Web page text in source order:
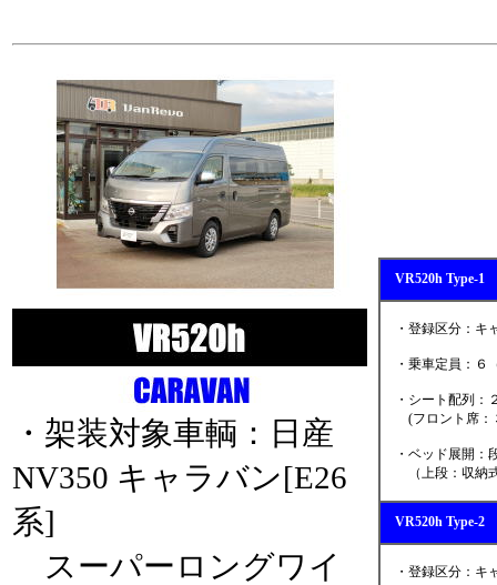
・架装対象車輌：日産
NV350 キャラバン[E26
系]
スーパーロングワイ
VR520h Type-1
・登録区分：キ
・乗車定員：６
・シート配列：
(フロント席：
・ベッド展開：
（上段：収納式
VR520h Type-2
・登録区分：キ